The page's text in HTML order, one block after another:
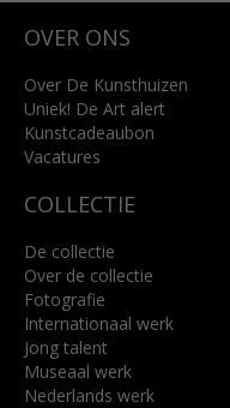
4818 SB Breda
info@kunsthuisbreda.nl
Lees meer
OVER ONS
Over De Kunsthuizen
Uniek! De Art alert
Kunstcadeaubon
Vacatures
COLLECTIE
De collectie
Over de collectie
Fotografie
Internationaal werk
Jong talent
Museaal werk
Nederlands werk